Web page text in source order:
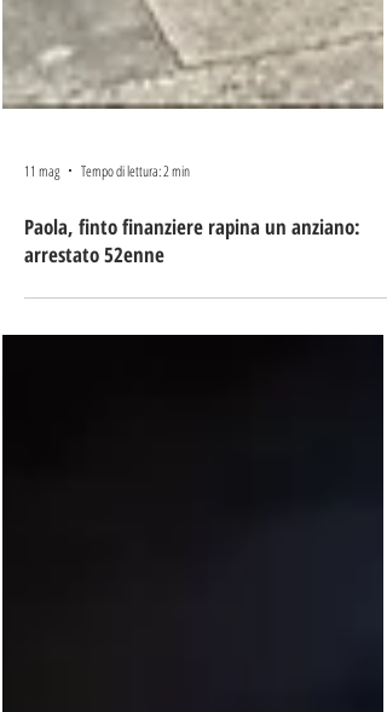
11 mag Tempo di lettura: 2 min
Paola, finto finanziere rapina un anziano:
arrestato 52enne